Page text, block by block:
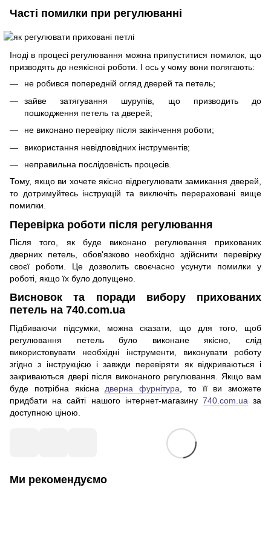
Часті помилки при регулюванні
Іноді в процесі регулювання можна припуститися помилок, що
призводять до неякісної роботи. І ось у чому вони полягають:
не робився попередній огляд дверей та петель;
зайве затягування шурупів, що призводить до
пошкодження петель та дверей;
не виконано перевірку після закінчення роботи;
використання невідповідних інструментів;
неправильна послідовність процесів.
Тому, якщо ви хочете якісно відрегулювати замикання дверей,
то дотримуйтесь інструкцій та виключіть перераховані вище
помилки.
Перевірка роботи після регулювання
Після того, як буде виконано регулювання прихованих
дверних петель, обов'язково необхідно здійснити перевірку
своєї роботи. Це дозволить своєчасно усунути помилки у
роботі, якщо їх було допущено.
Висновок та поради вибору прихованих
петель на 740.com.ua
Підбиваючи підсумки, можна сказати, що для того, щоб
регулювання петель було виконане якісно, ​​слід
використовувати необхідні інструменти, виконувати роботу
згідно з інструкцією і завжди перевіряти як відкриваються і
закриваються двері після виконаного регулювання. Якщо вам
буде потрібна якісна дверна фурнітура , то її ви зможете
придбати на сайті нашого інтернет-магазину 740.com.ua за
доступною ціною.
Ми рекомендуємо